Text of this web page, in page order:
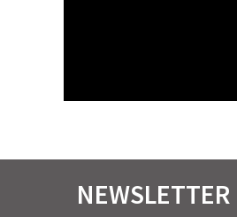
NEWSLETTER